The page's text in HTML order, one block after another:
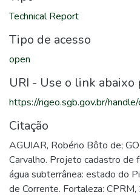
Technical Report
Tipo de acesso
open
URI - Use o link
https://rigeo.sgb.gov.br/
Citação
AGUIAR, Robério Bôto de;
Carvalho. Projeto cadastro
água subterrânea: estado do
de Corrente. Fortaleza: